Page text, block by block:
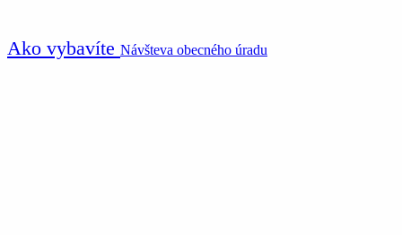
Ako vybavíte Návšteva obecného úradu